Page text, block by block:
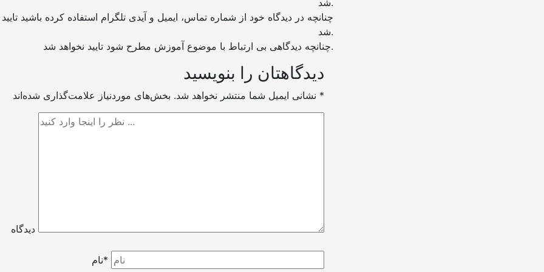
شد.
شد.
چنانچه دیدگاهی بی ارتباط با موضوع آموزش مطرح شود تایید نخواهد شد.
دیدگاهتان را بنویسید
نشانی ایمیل شما منتشر نخواهد شد. *
دیدگاه
نام*